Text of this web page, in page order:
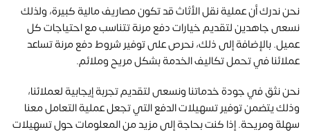
نحن ندرك أن عملية نقل الأثاث قد تكون مصاريف مالية كبيرة، ولذلك
نسعى جاهدين لتقديم خيارات دفع مرنة تتناسب مع احتياجات كل
عميل. بالإضافة إلى ذلك، نحرص على توفير شروط دفع مرنة تساعد
عملائنا في تحمل تكاليف الخدمة بشكل مريح وملائم.
نحن نثق في جودة خدماتنا ونسعى لتقديم تجربة إيجابية لعملائنا،
وذلك يتضمن توفير تسهيلات الدفع التي تجعل عملية التعامل معنا
سهلة ومريحة. إذا كنت بحاجة إلى مزيد من المعلومات حول تسهيلات